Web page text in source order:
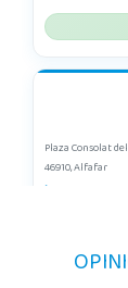
Plaza Consolat
46910, Alfafar